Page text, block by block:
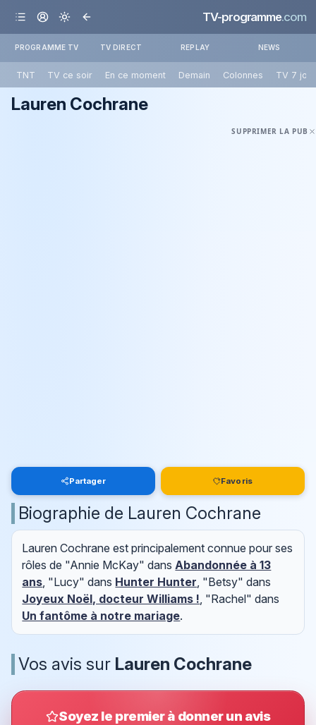
TV-programme.com
PROGRAMME TV TV DIRECT REPLAY NEWS
TNT TV ce soir En ce moment Demain Colonnes TV 7
Lauren Cochrane
SUPPRIMER LA PUB
Partager Favoris
Biographie de Lauren Cochrane
Lauren Cochrane est principalement connue pour ses
rôles de "Annie McKay" dansAbandonnée à 13
ans, "Lucy" dans Hunter Hunter, "Betsy" dans
Joyeux Noël, docteur Williams !, "Rachel" dans
Un fantôme à notre mariage.
Vos avis sur Lauren Cochrane
Soyez le premier à donner un avis